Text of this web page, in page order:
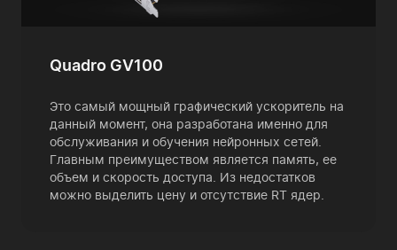
Quadro GV100
Это самый мощный графический ускоритель на
данный момент, она разработана именно для
обслуживания и обучения нейронных сетей.
Главным преимуществом является память, ее
объем и скорость доступа. Из недостатков
можно выделить цену и отсутствие RT ядер.